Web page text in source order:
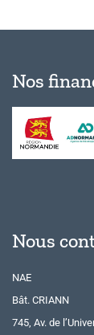
Nos
Nous
NAE
Bât. CRIANN
745, Av. de